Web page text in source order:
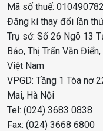
Mã số thuế:
Đăng kí thay đổi lần
Trụ sở: Số 26 Ngõ 13
Bảo, Thị Trấn Văn
Việt Nam
VPGD: Tầng 1 Tòa nơ
Mai, Hà Nội
Tel: (024) 3683 0838
Fax: (024) 3668 6800